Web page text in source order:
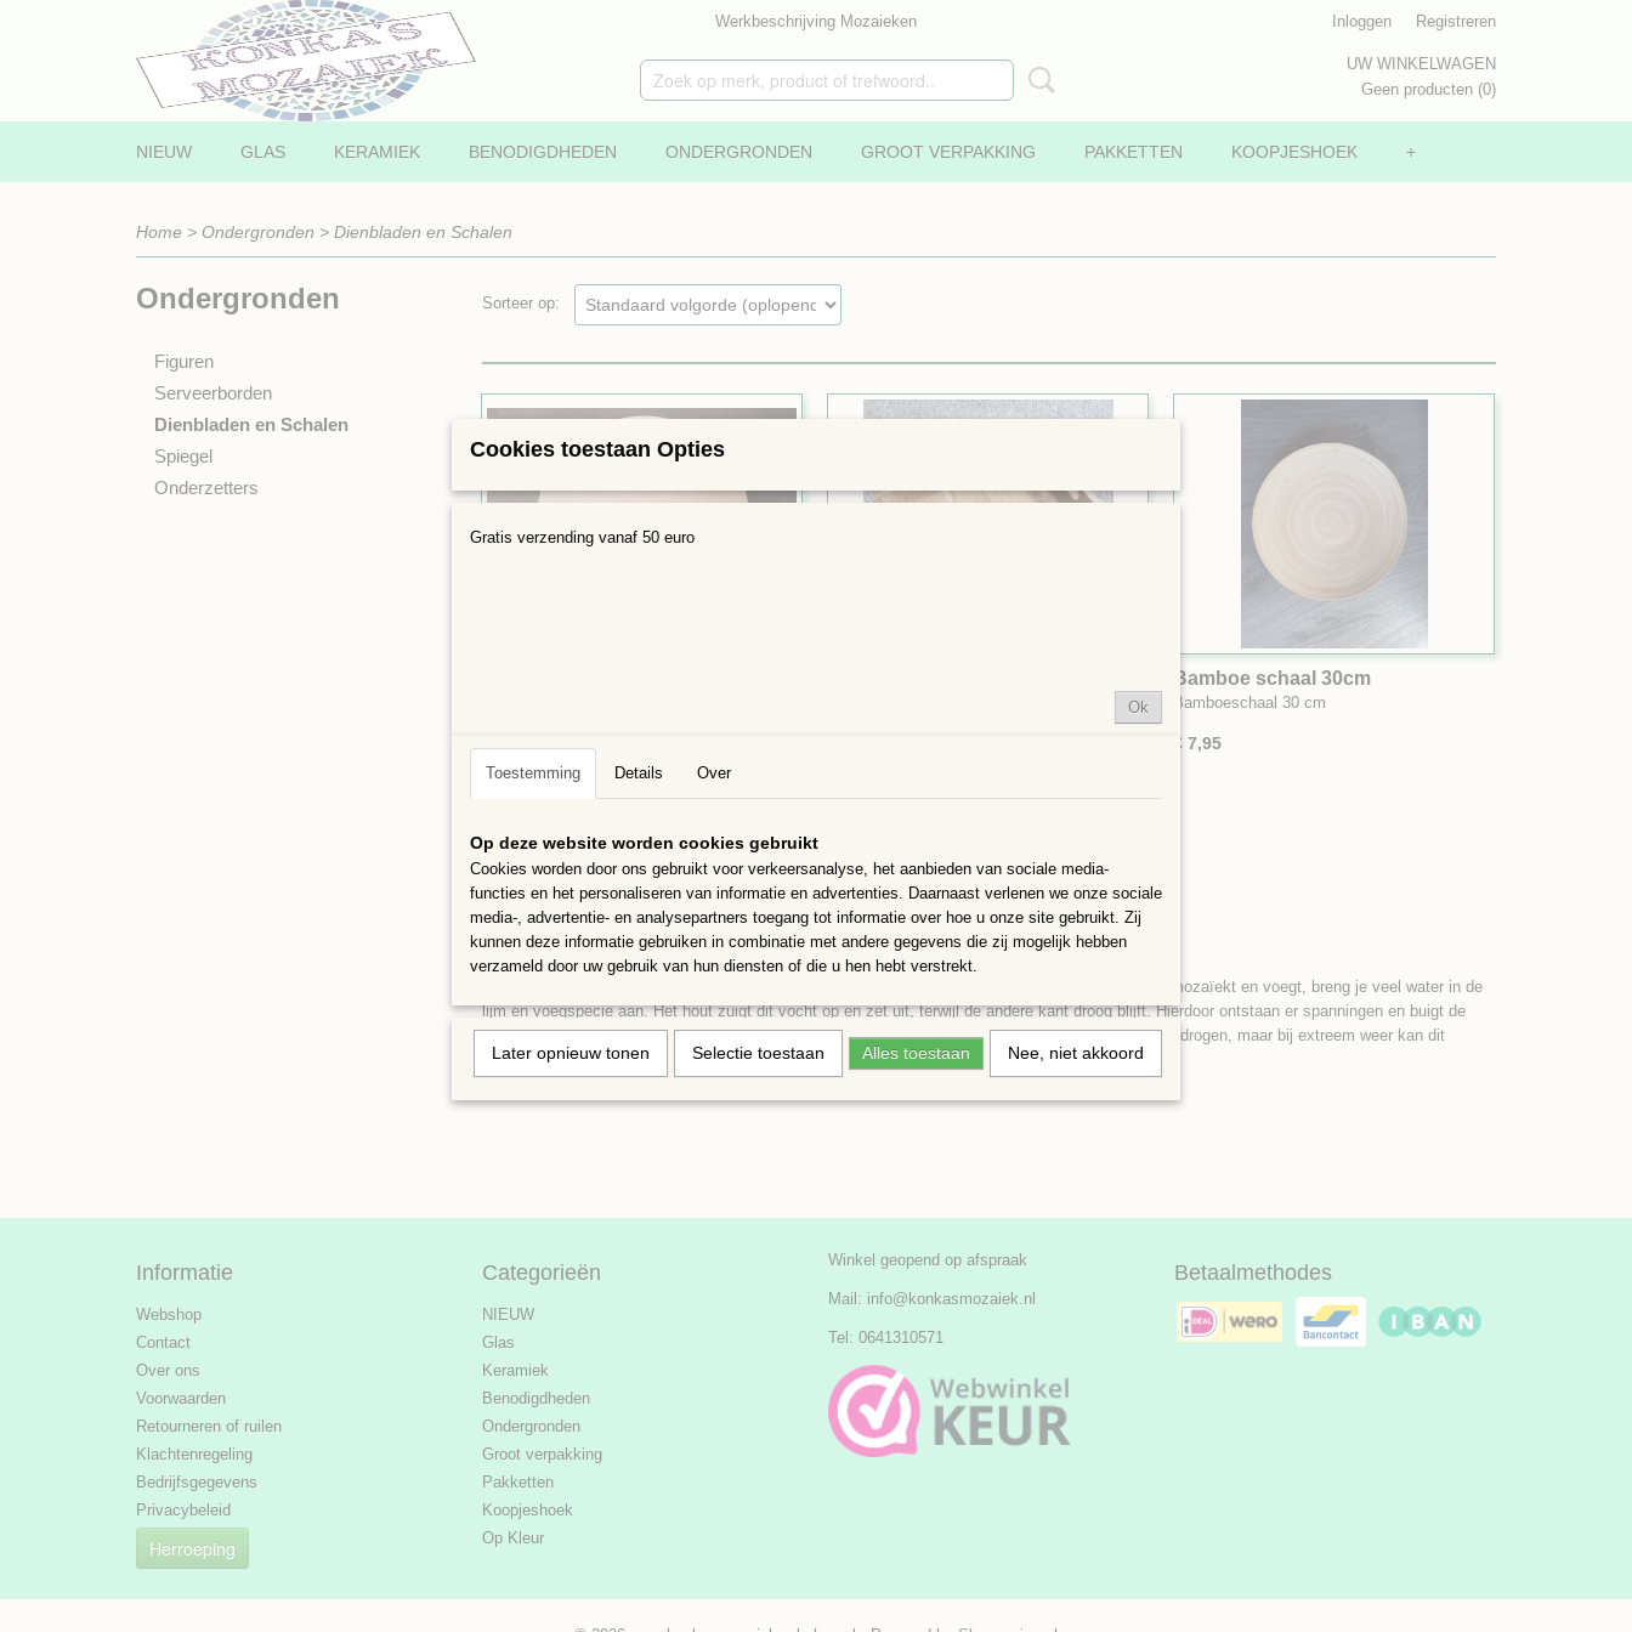
Werkbeschrijving Mozaieken Inloggen Registreren
UW WINKELWAGEN
Geen producten (0)
NIEUW GLAS KERAMIEK BENODIGDHEDEN ONDERGRONDEN GROOT VERPAKKING PAKKETTEN KOOPJESHOEK +
Home > Ondergronden > Dienbladen en Schalen
Ondergronden
Figuren
Serveerborden
Dienbladen en Schalen
Spiegel
Onderzetters
Sorteer op:
Dienblad van Teakhout, 18x26cm, 4 cm hoog
Bamboe schaal 30cm
Bamboeschaal 30 cm
€ 7,95
Even een opmerking:
. Wanneer je mozaïekt en voegt, breng je veel water in de
lijm en voegspecie aan. Het hout zuigt dit vocht op en zet uit, terwijl de andere kant droog blijft. Hierdoor ontstaan er spanningen en buigt de
plank. Bij normale weersomstandigheden is er niets aan de hand, niet te nat voegen en rustig laten drogen, maar bij extreem weer kan dit
voorkomen
Informatie
Webshop
Contact
Over ons
Voorwaarden
Retourneren of ruilen
Klachtenregeling
Bedrijfsgegevens
Privacybeleid
Herroeping
Categorieën
NIEUW
Glas
Keramiek
Benodigdheden
Ondergronden
Groot verpakking
Pakketten
Koopjeshoek
Op Kleur
Winkel geopend op afspraak
Mail: info@konkasmozaiek.nl
Tel: 0641310571
Betaalmethodes
Cookies toestaan Opties
Gratis verzending vanaf 50 euro
Ok
Toestemming Details Over
Op deze website worden cookies gebruikt
Cookies worden door ons gebruikt voor verkeersanalyse, het aanbieden van sociale media-
functies en het personaliseren van informatie en advertenties. Daarnaast verlenen we onze sociale
media-, advertentie- en analysepartners toegang tot informatie over hoe u onze site gebruikt. Zij
kunnen deze informatie gebruiken in combinatie met andere gegevens die zij mogelijk hebben
verzameld door uw gebruik van hun diensten of die u hen hebt verstrekt.
Later opnieuw tonen Selectie toestaan Alles toestaan Nee, niet akkoord